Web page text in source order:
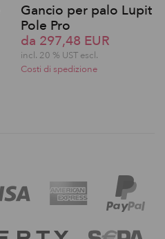
Gancio per palo Lupit
Pole Pro
da 297,48 EUR
incl. 20 % UST escl.
Costi di spedizione